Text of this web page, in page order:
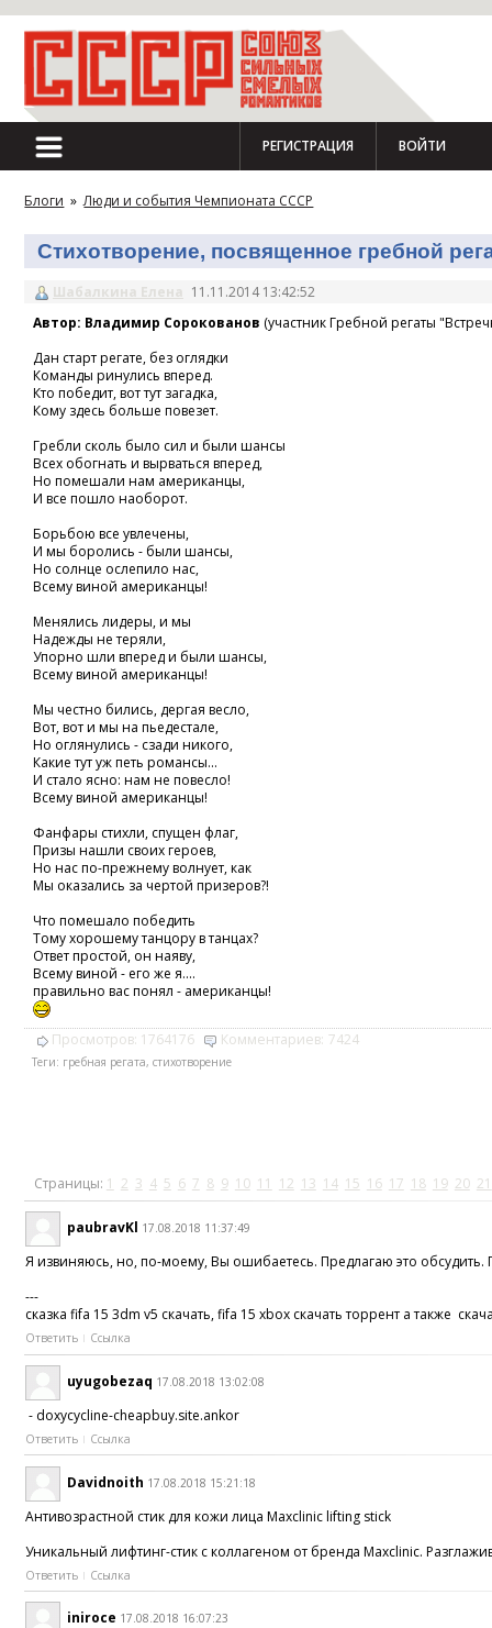
РЕГИСТРАЦИЯ ВОЙТИ
Блоги » Люди и события Чемпионата СССР
Стихотворение, посвященное гребной
Шабалкина Елена 11.11.2014 13:42:52
Автор: Владимир Сорокованов (участник Гребной регаты
Дан старт регате, без оглядки
Команды ринулись вперед.
Кто победит, вот тут загадка,
Кому здесь больше повезет.
Гребли сколь было сил и были шансы
Всех обогнать и вырваться вперед,
Но помешали нам американцы,
И все пошло наоборот.
Борьбою все увлечены,
И мы боролись - были шансы,
Но солнце ослепило нас,
Всему виной американцы!
Менялись лидеры, и мы
Надежды не теряли,
Упорно шли вперед и были шансы,
Всему виной американцы!
Мы честно бились, дергая весло,
Вот, вот и мы на пьедестале,
Но оглянулись - сзади никого,
Какие тут уж петь романсы...
И стало ясно: нам не повесло!
Всему виной американцы!
Фанфары стихли, спущен флаг,
Призы нашли своих героев,
Но нас по-прежнему волнует, как
Мы оказались за чертой призеров?!
Что помешало победить
Тому хорошему танцору в танцах?
Ответ простой, он наяву,
Всему виной - его же я....
правильно вас понял - американцы!
Просмотров: 1764176 Комментариев: 7424
Теги: гребная регата, стихотворение
Страницы: 1 2 3 4 5 6 7 8 9 10 11 12 13 14 15 16 17 18 19 20 21
paubravKl 17.08.2018 11:37:49
Я извиняюсь, но, по-моему, Вы ошибаетесь. Предлагаю это
---
сказка fifa 15 3dm v5 скачать, fifa 15 xbox скачать торрент а также
Ответить Ссылка
uyugobezaq 17.08.2018 13:02:08
- doxycycline-cheapbuy.site.ankor
Ответить Ссылка
Davidnoith 17.08.2018 15:21:18
Антивозрастной стик для кожи лица Maxclinic lifting stick
Уникальный лифтинг-стик с коллагеном от бренда Maxclinic.
Ответить Ссылка
iniroce 17.08.2018 16:07:23